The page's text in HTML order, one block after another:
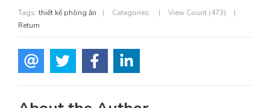
Tags: thiết kế phòng ăn | Categories: | View Count (473)
|
Return